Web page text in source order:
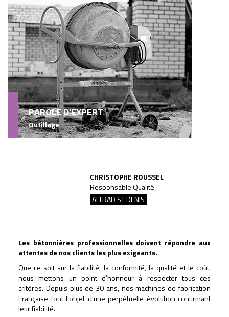
PAROLE D'EXPERT
Outillage
CHRISTOPHE ROUSSEL
Responsable Qualité
ALTRAD ST DENIS
Les bétonnières professionnelles doivent répondre aux
attentes de nos clients les plus exigeants.
Que ce soit sur la fiabilité, la conformité, la qualité et le coût,
nous mettons un point d’honneur à respecter tous ces
critères. Depuis plus de 30 ans, nos machines de fabrication
Française font l’objet d’une perpétuelle évolution confirmant
leur fiabilité.